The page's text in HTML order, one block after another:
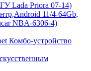
Lada Priora 07-14)
11/4-64Gb,
NBA-6306-4)
Комбо-устройство